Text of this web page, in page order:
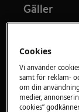
Gäller
Lösning
Cookies
Vi använder
samt för reklam-
om din
medier,
cookies”